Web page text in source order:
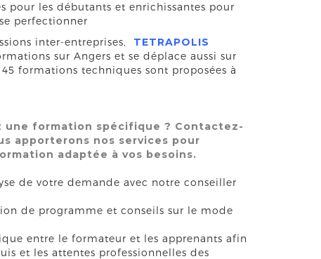
pour les débutants et enrichissantes pour
perfectionner
inter-entreprises, TETRAPOLIS
sur Angers et se déplace aussi sur
formations techniques sont proposées à
une formation spécifique ? Contactez-
apporterons nos services pour
adaptée à vos besoins.
de votre demande avec notre conseiller
de programme et conseils sur le mode
entre le formateur et les apprenants afin
et les attentes professionnelles des